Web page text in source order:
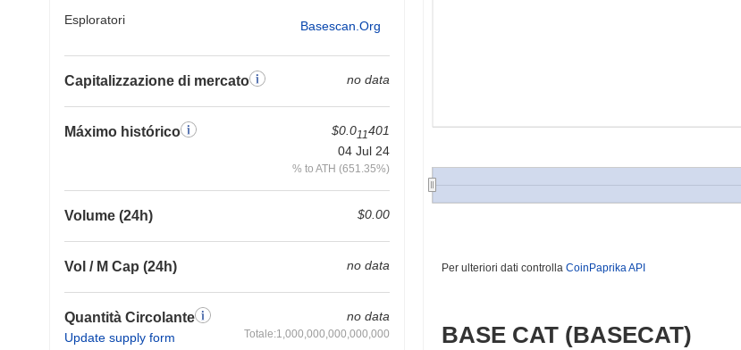
Esploratori Basescan.org
Capitalizzazione di mercato no data
Máximo histórico $0.011401
04 Jul 24
% to ATH (651.35%)
Volume (24h) $0.00
Vol / M Cap (24h) no data
Quantità Circolante
Update supply form
no data
Totale:1,000,000,000,000,000
Per ulteriori dati controlla CoinPaprika API
BASE CAT (BASECAT)